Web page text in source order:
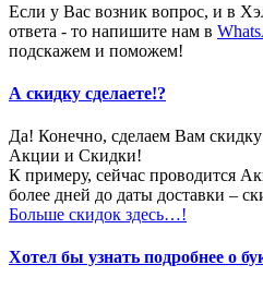
Если у Вас возник вопрос, и в
ответа - то напишите нам в
подскажем и поможем!
А скидку сделаете!?
Да! Конечно, сделаем Вам
Акции и Скидки!
К примеру, сейчас проводится
более дней до даты доставки –
Больше скидок здесь…!
Хотел бы узнать подробнее о